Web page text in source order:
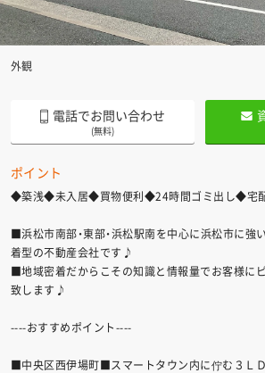
外観
電話でお問い合わせ
(無料)
ポイント
◆築浅◆未入居◆買物便利◆24時間ゴミ出し◆宅
■浜松市南部・東部・浜松駅南を中心に浜松市に強
着型の不動産会社です♪
■地域密着だからこその知識と情報量でお客様に
致します♪
----おすすめポイント----
■中央区西伊場町■スマートタウン内に佇む３Ｌ